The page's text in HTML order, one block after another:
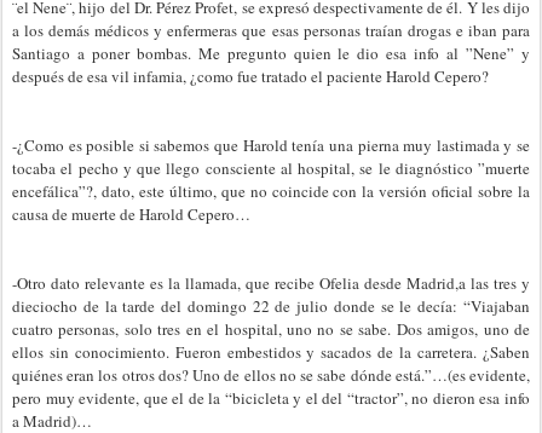
¨el Nene¨, hijo del Dr. Pérez Profet, se expresó despectivamente de él. Y les dijo
a los demás médicos y enfermeras que esas personas traían drogas e iban para
Santiago a poner bombas. Me pregunto quien le dio esa info al ”Nene” y
después de esa vil infamia, ¿como fue tratado el paciente Harold Cepero?
-¿Como es posible si sabemos que Harold tenía una pierna muy lastimada y se
tocaba el pecho y que llego consciente al hospital, se le diagnóstico ”muerte
encefálica”?, dato, este último, que no coincide con la versión oficial sobre la
causa de muerte de Harold Cepero…
-Otro dato relevante es la llamada, que recibe Ofelia desde Madrid,a las tres y
dieciocho de la tarde del domingo 22 de julio donde se le decía: “Viajaban
cuatro personas, solo tres en el hospital, uno no se sabe. Dos amigos, uno de
ellos sin conocimiento. Fueron embestidos y sacados de la carretera. ¿Saben
quiénes eran los otros dos? Uno de ellos no se sabe dónde está.”…(es evidente,
pero muy evidente, que el de la “bicicleta y el del “tractor”, no dieron esa info
a Madrid)…